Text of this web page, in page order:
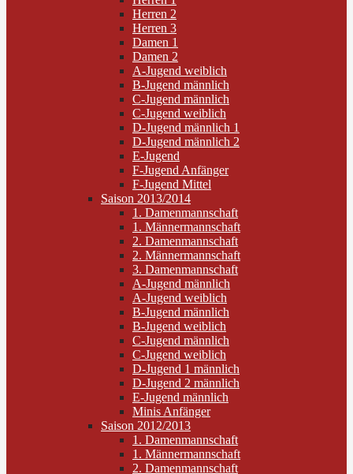
Herren 2
Herren 3
Damen 1
Damen 2
A-Jugend weiblich
B-Jugend männlich
C-Jugend männlich
C-Jugend weiblich
D-Jugend männlich 1
D-Jugend männlich 2
E-Jugend
F-Jugend Anfänger
F-Jugend Mittel
Saison 2013/2014
1. Damenmannschaft
1. Männermannschaft
2. Damenmannschaft
2. Männermannschaft
3. Damenmannschaft
A-Jugend männlich
A-Jugend weiblich
B-Jugend männlich
B-Jugend weiblich
C-Jugend männlich
C-Jugend weiblich
D-Jugend 1 männlich
D-Jugend 2 männlich
E-Jugend männlich
Minis Anfänger
Saison 2012/2013
1. Damenmannschaft
1. Männermannschaft
2. Damenmannschaft